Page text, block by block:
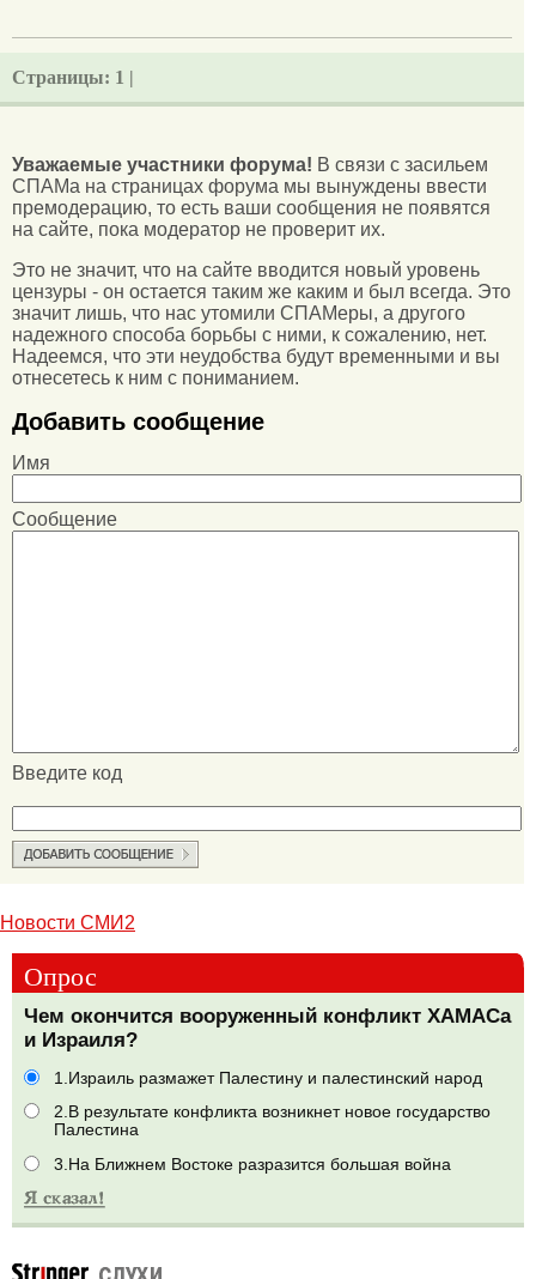
Страницы: 1 |
Уважаемые участники форума! В связи с засильем
СПАМа на страницах форума мы вынуждены ввести
премодерацию, то есть ваши сообщения не появятся
на сайте, пока модератор не проверит их.
Это не значит, что на сайте вводится новый уровень
цензуры - он остается таким же каким и был всегда. Это
значит лишь, что нас утомили СПАМеры, а другого
надежного способа борьбы с ними, к сожалению, нет.
Надеемся, что эти неудобства будут временными и вы
отнесетесь к ним с пониманием.
Добавить сообщение
Имя
Сообщение
Введите код
Новости СМИ2
Опрос
Чем окончится вооруженный конфликт ХАМАСа
и Израиля?
1.Израиль размажет Палестину и палестинский народ
2.В результате конфликта возникнет новое государство
Палестина
3.На Ближнем Востоке разразится большая война